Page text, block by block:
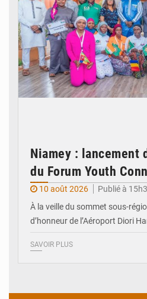
Niamey : lancement
du Forum Youth
10 août 2026
Publié à
À la veille du sommet sous-
d’honneur de l’Aéroport Diori
SAVOIR PLUS